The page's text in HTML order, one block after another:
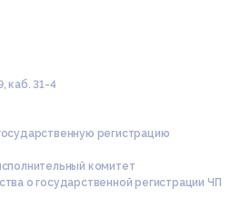
каб. 31-4
регистрацию
комитет
о государственной регистрации ЧП